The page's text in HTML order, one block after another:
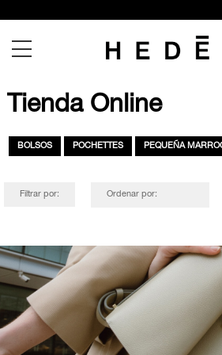
Tienda Online
BOLSOS POCHETTES PEQUEÑA
Filtrar por: Ordenar por: